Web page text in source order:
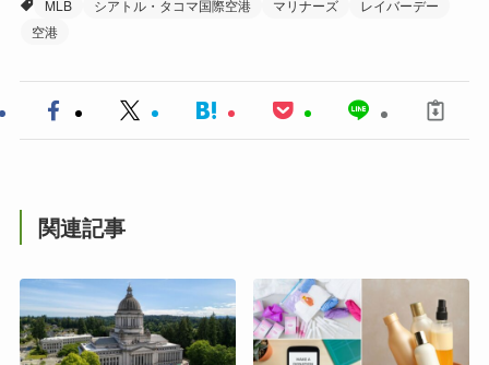
MLB シアトル・タコマ国際空港 マリナーズ
レイバーデー
空港
関連記事